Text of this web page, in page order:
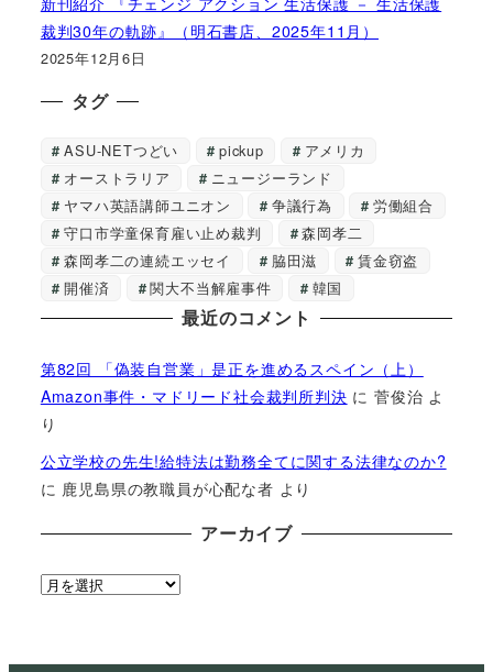
裁判30年の軌跡』（明石書店、2025年11月）
2025年12月6日
タグ
ASU-NETつどい pickup
アメリカ
オーストラリア
ニュージーランド
ヤマハ英語講師ユニオン
争議行為
労働組合
守口市学童保育雇い止め裁判
森岡孝二
森岡孝二の連続エッセイ
脇田滋
賃金窃盗
開催済
関大不当解雇事件 韓国
最近のコメント
第82回 「偽装自営業」是正を進めるスペイン（上）
Amazon事件・マドリード社会裁判所判決 に菅俊治 よ
り
公立学校の先生!給特法は勤務全てに関する法律なのか?
に 鹿児島県の教職員が心配な者 より
アーカイブ
ア
イ